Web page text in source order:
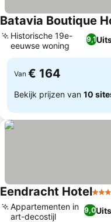
Batavia Boutique
9,1
Historische 19e-
eeuwse woning
Van € 164
Bekijk prijzen van 10
Eendracht Hotel3
9,0
Appartementen in
art-decostijl